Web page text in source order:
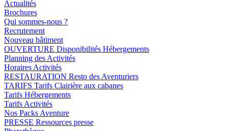
Actualités
Brochures
Qui sommes-nous ?
Recrutement
Nouveau bâtiment
OUVERTURE Disponibilités Hébergements
Planning des Activités
Horaires Activités
RESTAURATION Resto des Aventuriers
TARIFS Tarifs Clairière aux cabanes
Tarifs Hébergements
Tarifs Activités
Nos Packs Aventure
PRESSE Ressources presse